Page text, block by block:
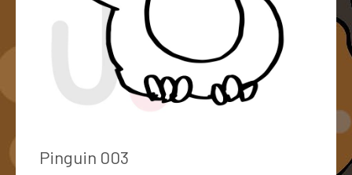
Pinguin 003